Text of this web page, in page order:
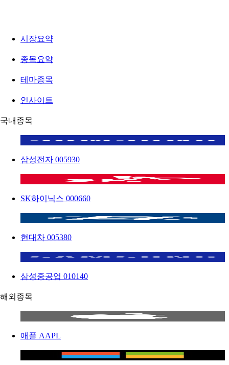
시장요약
종목요약
테마종목
인사이트
국내종목
삼성전자 005930
SK하이닉스 000660
현대차 005380
삼성중공업 010140
해외종목
애플 AAPL